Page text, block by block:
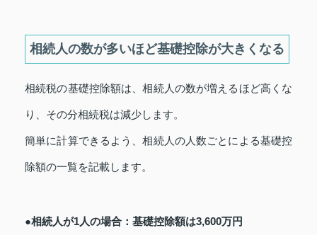
相続人の数が多いほど基礎控除が大きくなる
相続税の基礎控除額は、相続人の数が増えるほど高くな
り、その分相続税は減少します。
簡単に計算できるよう、相続人の人数ごとによる基礎控
除額の一覧を記載します。
●相続人が1人の場合：基礎控除額は3,600万円